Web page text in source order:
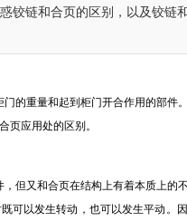
铰链和合页的区别，以及铰链
重量和起到柜门开合作用的部件
页应用处的区别。
又和合页在结构上有着本质上的
可以发生转动，也可以发生平动。